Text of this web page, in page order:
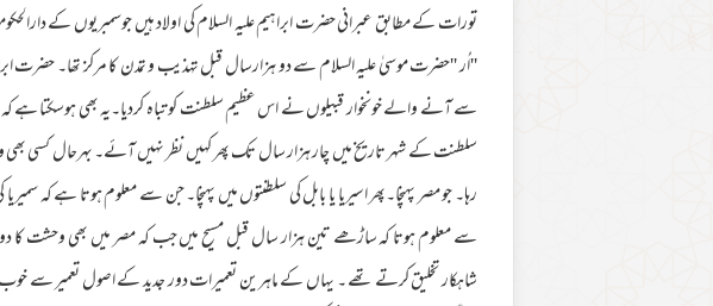
تورات کے مطابق عبرانی حضرت ابراہیم علیہ السلام کی اولاد ہیں جوسمبریوں کے
''اُر ''حضرت موسیٰ علیہ السلام سے دو ہزارسال قبل تہذیب و تمدن کا مرکز تھا۔ حضرت
سے آنے والے خونخوار قبیلوں نے اس عظیم سلطنت کو تباہ کردیا۔یہ بھی ہوسکتا ہے کہ
سلطنت کے شہر تاریخ میں چار ہزار سال تک پھر کہیں نظر نہیں آئے۔ بہرحال کسی بھی
رہا۔ جو مصر پہنچا۔پھر اسیریا یا بابل کی سلطنتوں میں پہنچا۔ جن سے معلوم ہوتا ہے کہ
سے معلوم ہوتا کہ ساڑھے تین ہزار سال قبل مسیح میں جب کہ مصر میں بھی وحشت
شاہکار تخلیق کرتے تھے ۔ یہاں کے ماہرین تعمیرات دور جدید کے اصول تعمیر سے